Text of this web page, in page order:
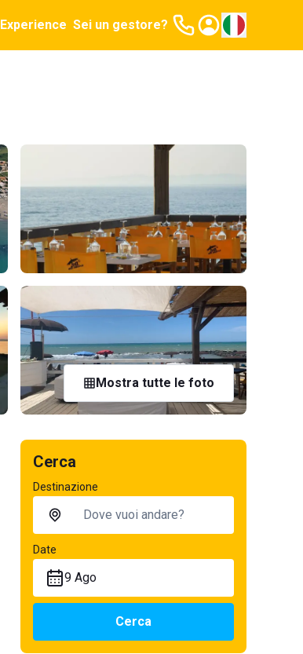
Experience Sei un gestore?
Mostra tutte le foto
Cerca
Destinazione
Date
9 Ago
Cerca